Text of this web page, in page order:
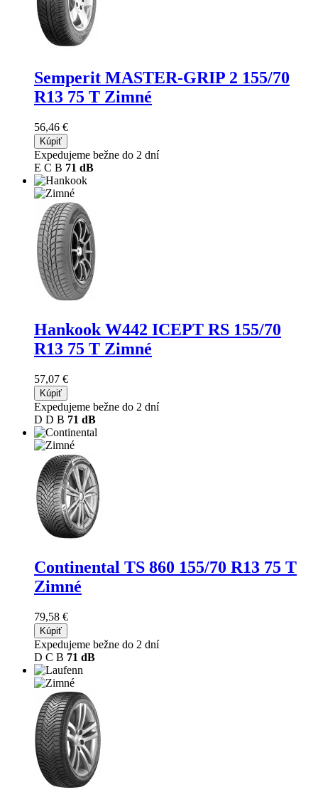
Semperit MASTER-GRIP 2 155/70
R13 75 T Zimné
56,46 €
Kúpiť
Expedujeme bežne do 2 dní
E C B 71 dB
Hankook W442 ICEPT RS 155/70
R13 75 T Zimné
57,07 €
Kúpiť
Expedujeme bežne do 2 dní
D D B 71 dB
Continental TS 860 155/70 R13 75 T
Zimné
79,58 €
Kúpiť
Expedujeme bežne do 2 dní
D C B 71 dB